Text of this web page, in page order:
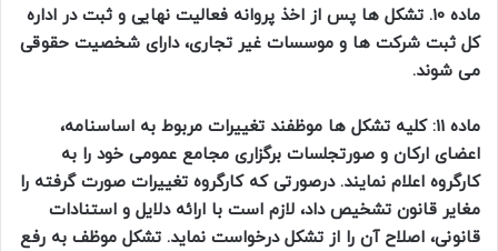
ماده 10. تشکل ها پس از اخذ پروانه فعالیت نهایی و ثبت در اداره
کل ثبت شرکت ها و موسسات غیر تجاری، دارای شخصیت حقوقی
می‌ شوند.
ماده 11: کلیه تشکل ها موظفند تغییرات مربوط به اساسنامه،
اعضای ارکان و صورتجلسات برگزاری مجامع عمومی خود را به
کارگروه اعلام نمایند. درصورتی که کارگروه تغییرات صورت گرفته را
مغایر قانون تشخیص داد، لازم است با ارائه دلایل و استنادات
قانونی، اصلاح آن را از تشکل درخواست نماید. تشکل موظف به رفع